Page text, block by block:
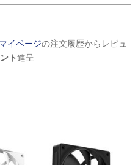
マイページの注文履歴からレビュ
ト進呈